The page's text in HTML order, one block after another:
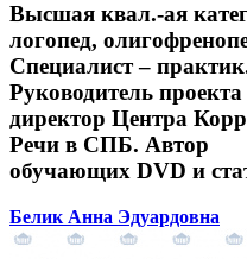
Высшая квал.-ая
логопед,
Специалист –
Руководитель
директор Центра
Речи в СПБ. Автор
обучающих DVD и
Белик Анна Эдуардовна